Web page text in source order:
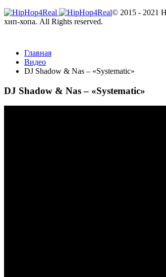
Главная
Видео
DJ Shadow & Nas – «Systematic»
DJ Shadow & Nas – «Systematic»
© 2015 - 2021
хип-хопа. All Rights reserved.